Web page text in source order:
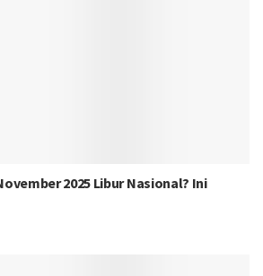
2025 Libur Nasional? Ini